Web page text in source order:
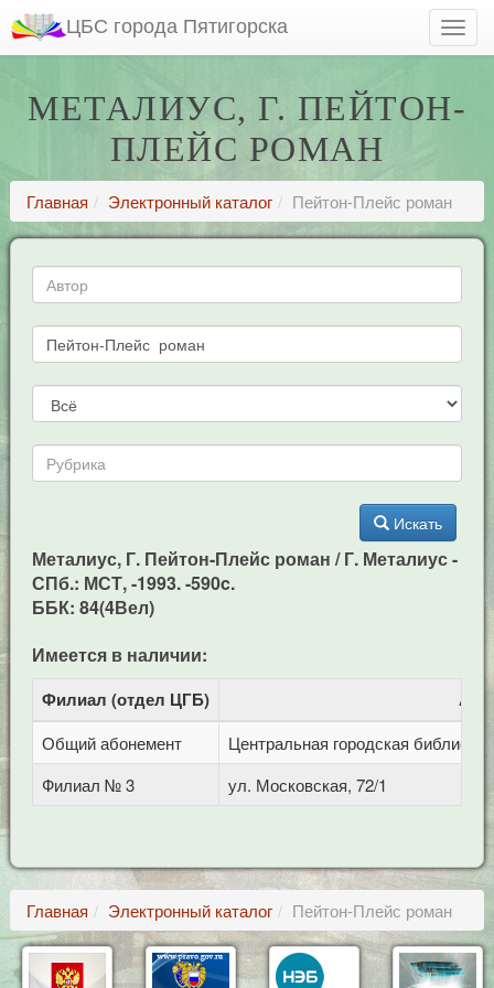
ЦБС города Пятигорска
МЕТАЛИУС, Г. ПЕЙТОН-
ПЛЕЙС РОМАН
Главная Электронный каталог Пейтон-Плейс роман
Искать
Металиус, Г. Пейтон-Плейс роман / Г. Металиус -
СПб.: МСТ, -1993. -590c.
ББК: 84(4Вел)
Имеется в наличии:
Филиал (отдел ЦГБ)
Общий абонемент
Центральная городская
Филиал № 3
ул. Московская, 72/1
Главная Электронный каталог Пейтон-Плейс роман